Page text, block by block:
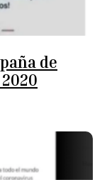
de